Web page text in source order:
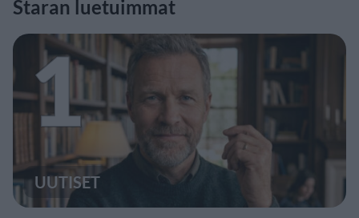
Staran luetuimmat
1
UUTISET